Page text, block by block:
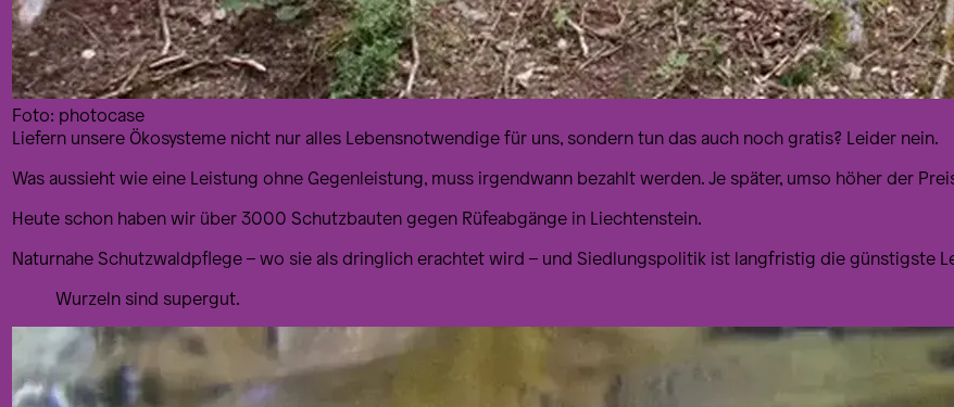
Foto: photocase
Liefern unsere Ökosysteme nicht nur alles Lebensnotwendige für uns, sondern tun das auch noch gratis? Leider nein.
Was aussieht wie eine Leistung ohne Gegenleistung, muss irgendwann bezahlt werden. Je später, umso höher der
Heute schon haben wir über 3000 Schutzbauten gegen Rüfeabgänge in Liechtenstein.
Naturnahe Schutzwaldpflege – wo sie als dringlich erachtet wird – und Siedlungspolitik ist langfristig die günstigste
Wurzeln sind supergut.